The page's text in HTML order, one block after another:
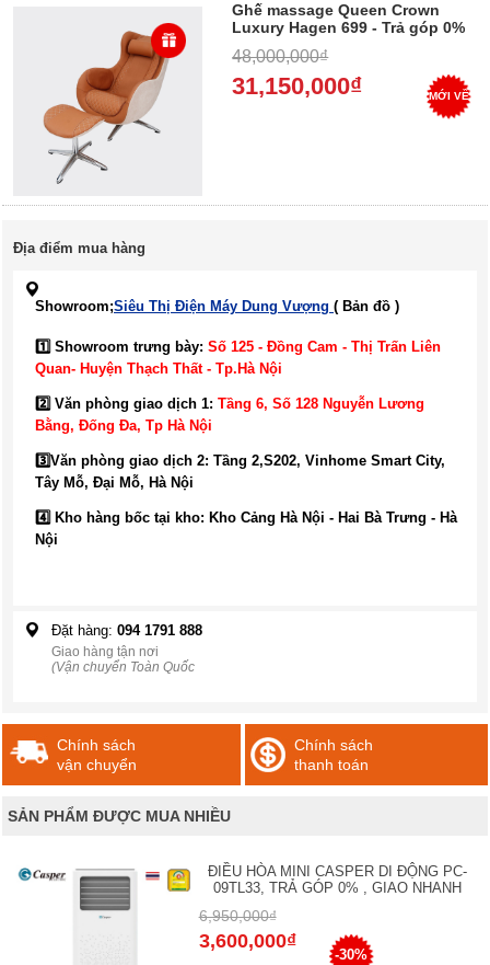
Ghế massage Queen Crown
Luxury Hagen 699 - Trả góp 0%
48,000,000₫
31,150,000₫ MỚI VỀ
Địa điểm mua hàng
Showroom;Siêu Thị Điện Máy Dung Vượng ( Bản đồ )
1️⃣ Showroom trưng bày: Số 125 - Đồng Cam - Thị Trấn Liên
Quan- Huyện Thạch Thất - Tp.Hà Nội
2️⃣ Văn phòng giao dịch 1: Tầng 6, Số 128 Nguyễn Lương
Bằng, Đống Đa, Tp Hà Nội
3️⃣Văn phòng giao dịch 2: Tầng 2,S202, Vinhome Smart City,
Tây Mỗ, Đại Mỗ, Hà Nội
4️⃣ Kho hàng bốc tại kho: Kho Cảng Hà Nội - Hai Bà Trưng - Hà
Nội
Đặt hàng: 094 1791 888
Giao hàng tận nơi
(Vận chuyển Toàn Quốc
Chính sách
vận chuyển
Chính sách
thanh toán
SẢN PHẨM ĐƯỢC MUA NHIỀU
ĐIỀU HÒA MINI CASPER DI ĐỘNG PC-
09TL33, TRẢ GÓP 0% , GIAO NHANH
6,950,000₫
3,600,000₫
-30%